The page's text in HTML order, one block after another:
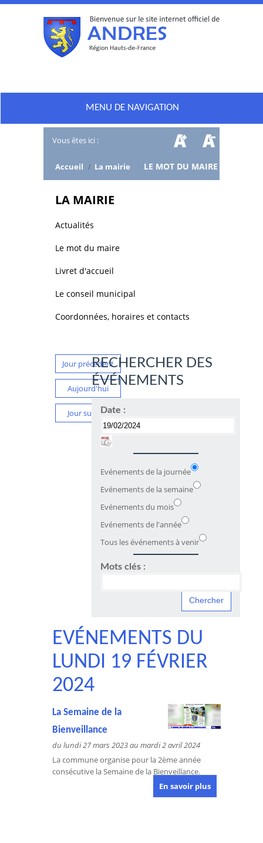
MENU DE NAVIGATION
Vous êtes ici :
Accueil / La mairie LE MOT DU MAIRE
LA MAIRIE
Actualités
Le mot du maire
Livret d'accueil
Le conseil municipal
Coordonnées, horaires et contacts
Jour précédent
Aujourd'hui
Jour suivant
RECHERCHER DES
ÉVÉNEMENTS
Date :
Evénements de la journée
Evénements de la semaine
Evénements du mois
Evénements de l'année
Tous les événements à venir
Mots clés :
EVÉNEMENTS DU
LUNDI 19 FÉVRIER
2024
La Semaine de la
Bienveillance
du lundi 27 mars 2023 au mardi 2 avril 2024
La commune organise pour la 2ème année
consécutive la Semaine de la Bienveillance.
En savoir plus